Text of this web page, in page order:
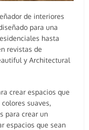
de interiores
para una
hasta
revistas de
y Architectural
crear espacios que
suaves,
para crear un
espacios que sean